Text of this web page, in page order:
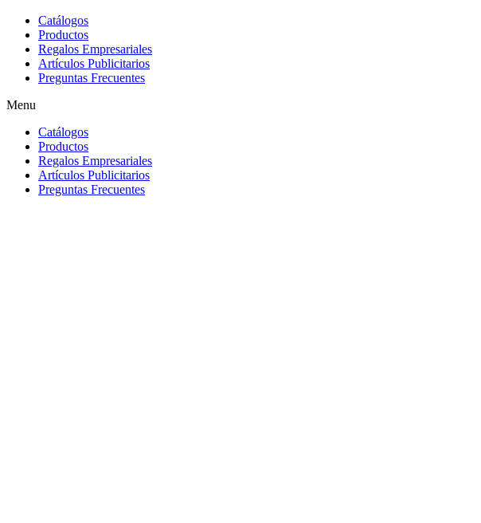
Catálogos
Productos
Regalos Empresariales
Artículos Publicitarios
Preguntas Frecuentes
Menu
Catálogos
Productos
Regalos Empresariales
Artículos Publicitarios
Preguntas Frecuentes